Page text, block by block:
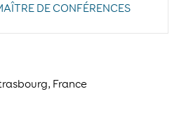
DE CONFÉRENCES
France